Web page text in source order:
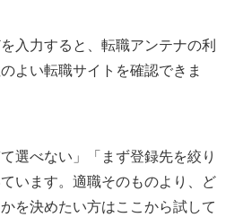
入力すると、転職アンテナの利
よい転職サイトを確認できま
選べない」「まず登録先を絞り
います。適職そのものより、ど
を決めたい方はここから試して